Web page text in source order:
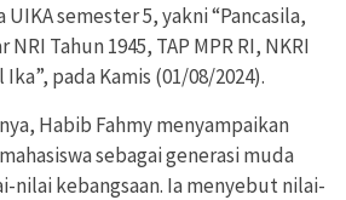
semester 5, yakni “Pancasila,
Tahun 1945, TAP MPR RI, NKRI
pada Kamis (01/08/2024).
Habib Fahmy menyampaikan
sebagai generasi muda
nilai kebangsaan. Ia menyebut nilai-